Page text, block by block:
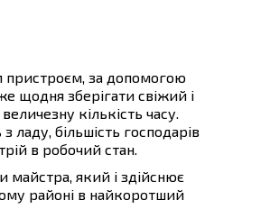
за допомогою
щодня зберігати свіжий і
кількість часу.
більшість господарів
в робочий стан.
майстра, який і здійснює
районі в найкоротший